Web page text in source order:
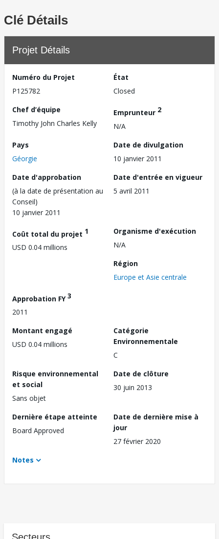
Clé Détails
Projet Détails
Numéro du Projet
P125782
État
Closed
Chef d’équipe
Timothy John Charles Kelly
Emprunteur 2
N/A
Pays
Géorgie
Date de divulgation
10 janvier 2011
Date d'approbation
(à la date de présentation au
Conseil)
10 janvier 2011
Date d'entrée en vigueur
5 avril 2011
Coût total du projet 1
USD 0.04 millions
Organisme d'exécution
N/A
Région
Europe et Asie centrale
Approbation FY3
2011
Montant engagé
USD 0.04 millions
Catégorie
Environnementale
C
Risque environnemental
et social
Sans objet
Date de clôture
30 juin 2013
Dernière étape atteinte
Board Approved
Date de dernière mise à
jour
27 février 2020
Notes